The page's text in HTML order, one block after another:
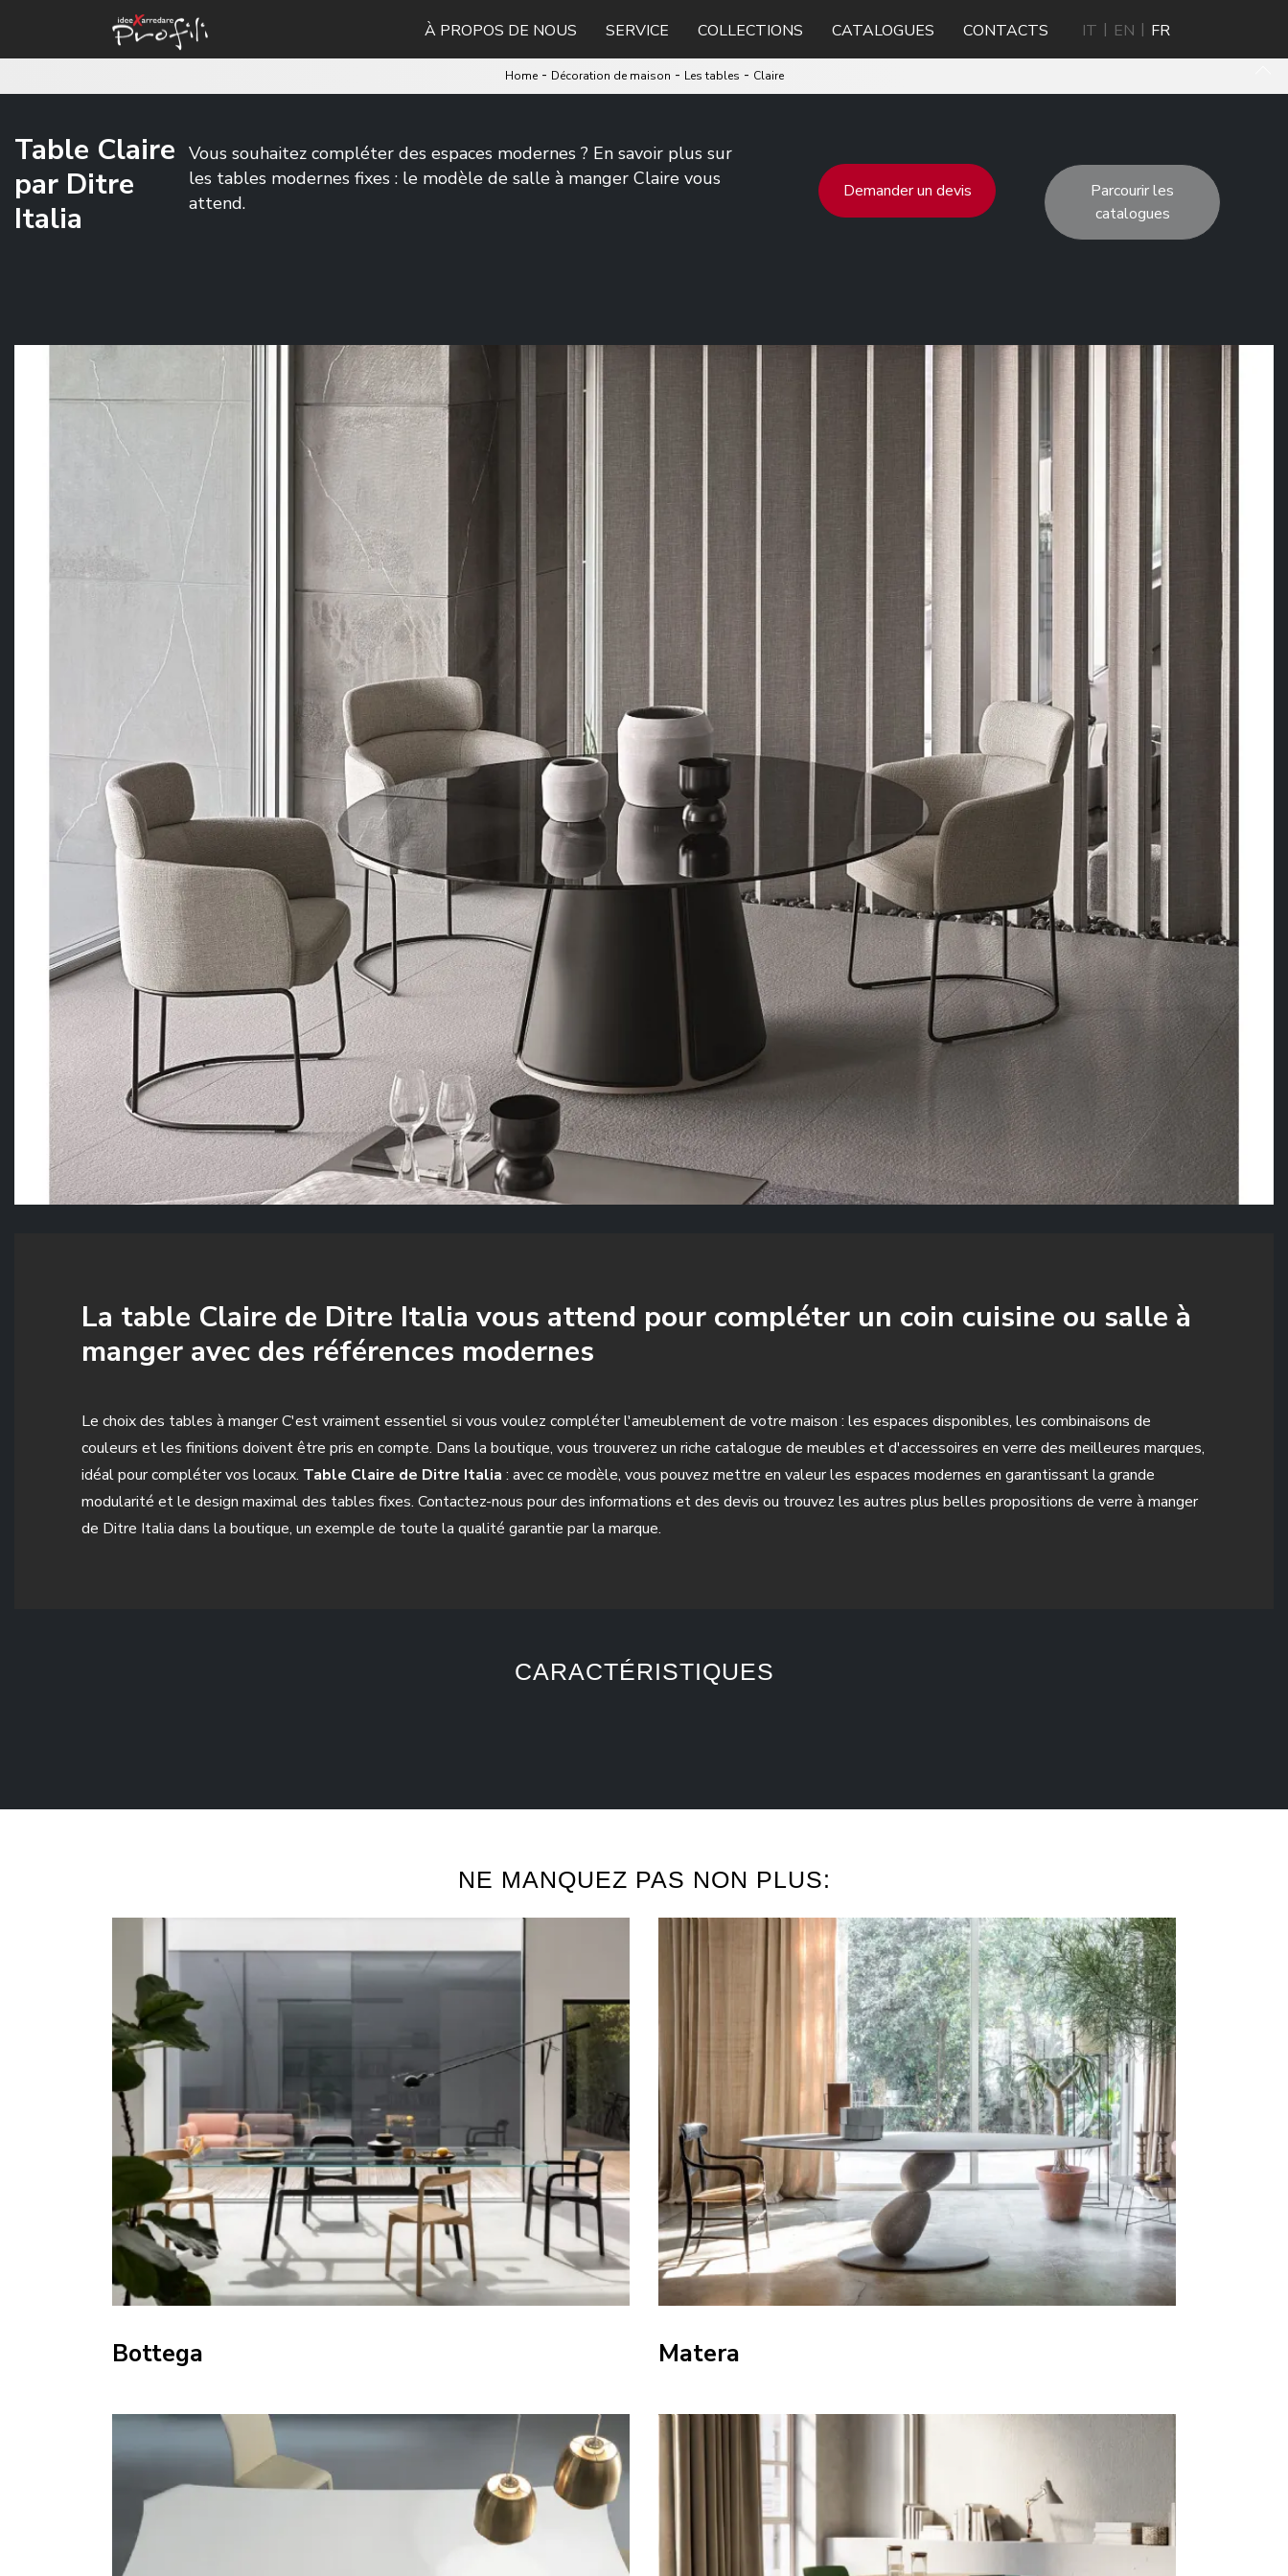
À PROPOS DE NOUS SERVICE COLLECTIONS CATALOGUES CONTACTS IT EN FR
Home- Décoration de maison - Les tables - Claire
Table Claire
par Ditre
Italia
Vous souhaitez compléter des espaces modernes ? En savoir plus sur
les tables modernes fixes : le modèle de salle à manger Claire vous
attend.
Demander un devis
Parcourir les
catalogues
La table Claire de Ditre Italia vous attend pour compléter un coin cuisine ou salle à
manger avec des références modernes
Le choix des tables à manger C'est vraiment essentiel si vous voulez compléter l'ameublement de votre maison : les espaces disponibles, les combinaisons de
couleurs et les finitions doivent être pris en compte. Dans la boutique, vous trouverez un riche catalogue de meubles et d'accessoires en verre des meilleures marques,
idéal pour compléter vos locaux. Table Claire de Ditre Italia : avec ce modèle, vous pouvez mettre en valeur les espaces modernes en garantissant la grande
modularité et le design maximal des tables fixes. Contactez-nous pour des informations et des devis ou trouvez les autres plus belles propositions de verre à manger
de Ditre Italia dans la boutique, un exemple de toute la qualité garantie par la marque.
CARACTÉRISTIQUES
NE MANQUEZ PAS NON PLUS:
Bottega Matera